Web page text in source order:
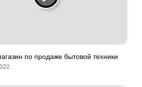
по продаже бытовой техники